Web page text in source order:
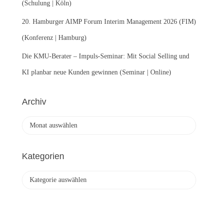
(Schulung | Köln)
20. Hamburger AIMP Forum Interim Management 2026 (FIM)
(Konferenz | Hamburg)
Die KMU-Berater – Impuls-Seminar: Mit Social Selling und
KI planbar neue Kunden gewinnen (Seminar | Online)
Archiv
h
Kategorien